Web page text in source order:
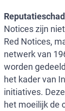
Notices zijn
Red Notices,
netwerk van
worden
het kader van
initiatives.
het moeilijk de